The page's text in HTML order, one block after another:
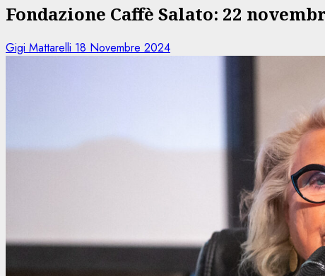
Fondazione Caffè Salato: 22
Gigi Mattarelli 18 Novembre 2024